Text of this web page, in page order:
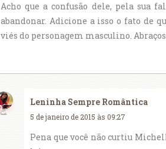
Acho que a confusão dele, pela sua
abandonar. Adicione a isso o fato de
viés do personagem masculino.
Leninha Sempre Romântica
5 de janeiro de 2015 às 09:27
Pena que você não curtiu